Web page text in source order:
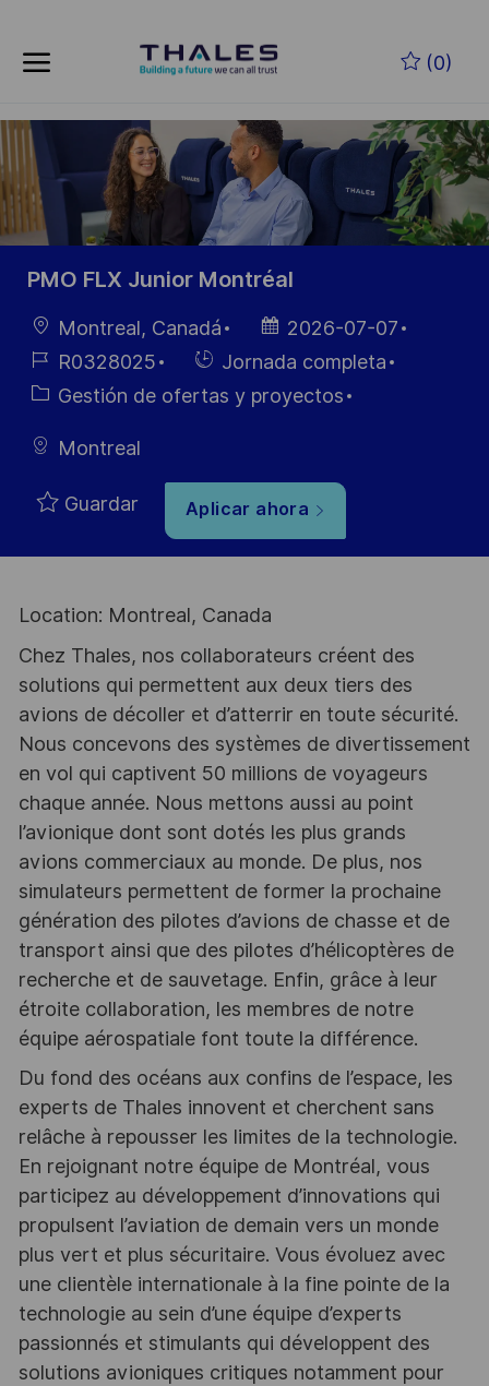
(0)
-
PMO FLX Junior Montréal
Ubicación
Montreal, Canadá
Fecha de
publicación
2026-07-07
ID de
empleo
R0328025
Hiring
Type
Jornada completa
Categoría
Gestión de ofertas y proyectos
Montreal
Guardar Aplicar ahora
Location: Montreal, Canada
Chez Thales, nos collaborateurs créent des
solutions qui permettent aux deux tiers des
avions de décoller et d’atterrir en toute sécurité.
Nous concevons des systèmes de divertissement
en vol qui captivent 50 millions de voyageurs
chaque année. Nous mettons aussi au point
l’avionique dont sont dotés les plus grands
avions commerciaux au monde. De plus, nos
simulateurs permettent de former la prochaine
génération des pilotes d’avions de chasse et de
transport ainsi que des pilotes d’hélicoptères de
recherche et de sauvetage. Enfin, grâce à leur
étroite collaboration, les membres de notre
équipe aérospatiale font toute la différence.
Du fond des océans aux confins de l’espace, les
experts de Thales innovent et cherchent sans
relâche à repousser les limites de la technologie.
En rejoignant notre équipe de Montréal, vous
participez au développement d’innovations qui
propulsent l’aviation de demain vers un monde
plus vert et plus sécuritaire. Vous évoluez avec
une clientèle internationale à la fine pointe de la
technologie au sein d’une équipe d’experts
passionnés et stimulants qui développent des
solutions avioniques critiques notamment pour